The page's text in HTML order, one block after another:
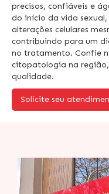
precisos, confiáveis e
do início da vida
alterações celulares
contribuindo para um
no tratamento. Confie
citopatologia na região,
qualidade.
Solicite seu